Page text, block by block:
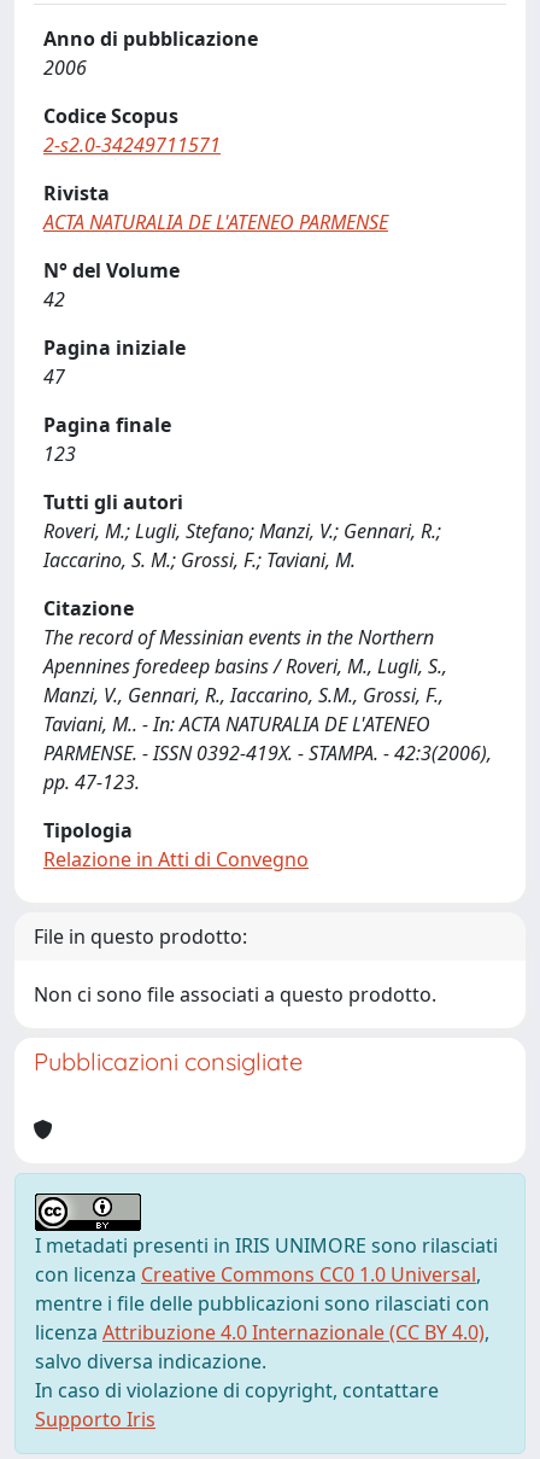
Anno di pubblicazione
2006
Codice Scopus
2-s2.0-34249711571
Rivista
ACTA NATURALIA DE L'ATENEO PARMENSE
N° del Volume
42
Pagina iniziale
47
Pagina finale
123
Tutti gli autori
Roveri, M.; Lugli, Stefano; Manzi, V.; Gennari, R.;
Iaccarino, S. M.; Grossi, F.; Taviani, M.
Citazione
The record of Messinian events in the Northern
Apennines foredeep basins / Roveri, M., Lugli, S.,
Manzi, V., Gennari, R., Iaccarino, S.M., Grossi, F.,
Taviani, M.. - In: ACTA NATURALIA DE L'ATENEO
PARMENSE. - ISSN 0392-419X. - STAMPA. - 42:3(2006),
pp. 47-123.
Tipologia
Relazione in Atti di Convegno
File in questo prodotto:
Non ci sono file associati a questo prodotto.
Pubblicazioni consigliate
I metadati presenti in IRIS UNIMORE sono rilasciati
con licenza Creative Commons CC0 1.0 Universal,
mentre i file delle pubblicazioni sono rilasciati con
licenza Attribuzione 4.0 Internazionale (CC BY 4.0),
salvo diversa indicazione.
In caso di violazione di copyright, contattare
Supporto Iris